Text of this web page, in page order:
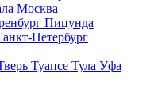
Москва
Пицунда
Петербург
Туапсе Тула Уфа